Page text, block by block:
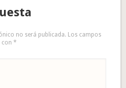
no será publicada. Los campos
con*